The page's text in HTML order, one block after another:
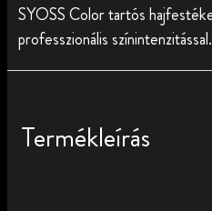
SYOSS Color tartós
professzionális színintenzitással.
Termékleírás